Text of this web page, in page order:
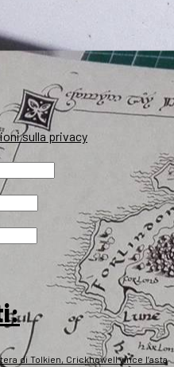
sulla privacy
di Tolkien, Crickhowell vince l’asta